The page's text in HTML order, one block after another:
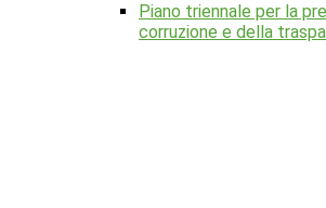
Piano triennale per la
corruzione e della